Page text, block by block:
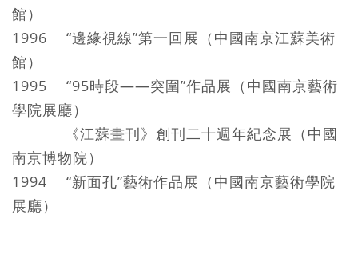
館）
1996 “邊緣視線”第一回展（中國南京江蘇美術
館）
1995 “95時段——突圍”作品展（中國南京藝術
學院展廳）
《江蘇畫刊》創刊二十週年紀念展（中國
南京博物院）
1994 “新面孔”藝術作品展（中國南京藝術學院
展廳）